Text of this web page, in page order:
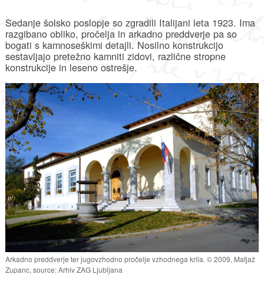
Sedanje šolsko poslopje so zgradili Italijani leta 1923. Ima
razgibano obliko, pročelja in arkadno preddverje pa so
bogati s kamnoseškimi detajli. Nosilno konstrukcijo
sestavljajo pretežno kamniti zidovi, različne stropne
konstrukcije in leseno ostrešje.
Arkadno preddverje ter jugovzhodno pročelje vzhodnega krila. © 2009, Matjaž
Zupanc, source: Arhiv ZAG Ljubljana